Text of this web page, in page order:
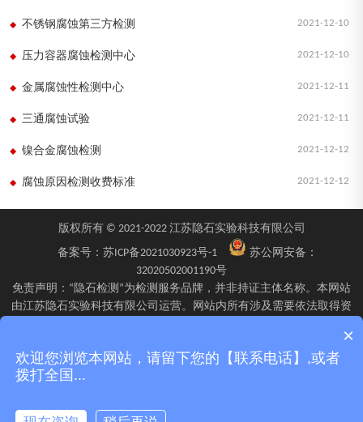
2021-12-10
不锈钢腐蚀第三方检测
2021-12-10
压力容器腐蚀检测中心
2021-12-11
金属腐蚀性检测中心
2021-12-11
三通腐蚀试验
2021-12-12
镍合金腐蚀检测
2021-12-12
腐蚀原因检测收费标准
版权所有 © 2021-2022 江苏隐石实验科技有限公司
备案号： 苏ICP备2021030923号-1
苏公网安备：
32020502001190号
免责声明：“隐石检测”为检测服务品牌，并非持证主体名称。本网站
由江苏隐石实验科技有限公司运营。网站内所有涉及需要依法取得资
石检验检测有限公司、四川隐石检验检测有限公司、南京隐石安全阀
校验有限公司在资质认定能力范围内具体实施并出具报告。不同检测
项目的资质适用范围、报告标识及出具主体可能不同，具体情况以双
×
欢迎您浏览本网站，请留下您的【联系电话】,或者
拨打全国...